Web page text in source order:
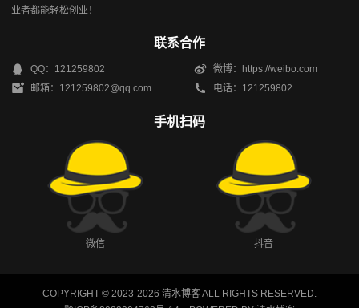
业者都能轻松创业！
联系合作
QQ：121259802
微博：https://weibo.com
邮箱：121259802@qq.com
电话：121259802
手机扫码
微信 抖音
COPYRIGHT © 2023-2026 清水博客ALL RIGHTS RESERVED.